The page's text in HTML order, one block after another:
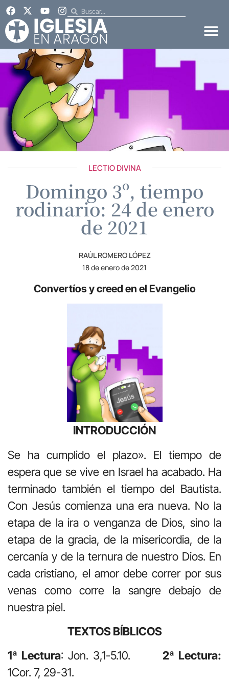
LECTIO DIVINA
Domingo 3º, tiempo
rodinario: 24 de enero
de 2021
RAÚL ROMERO LÓPEZ
18 de enero de 2021
Convertíos y creed en el Evangelio
INTRODUCCIÓN
Se ha cumplido el plazo». El tiempo de
espera que se vive en Israel ha acabado. Ha
terminado también el tiempo del Bautista.
Con Jesús comienza una era nueva. No la
etapa de la ira o venganza de Dios, sino la
etapa de la gracia, de la misericordia, de la
cercanía y de la ternura de nuestro Dios. En
cada cristiano, el amor debe correr por sus
venas como corre la sangre debajo de
nuestra piel.
TEXTOS BÍBLICOS
1ª Lectura: Jon. 3,1-5.10. 2ª Lectura:
1Cor. 7, 29-31.